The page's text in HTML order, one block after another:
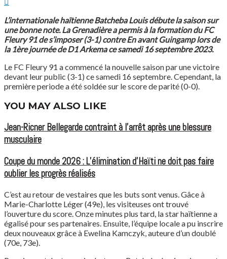
L’internationale haïtienne Batcheba Louis débute la saison sur
une bonne note. La Grenadière a permis à la formation du FC
Fleury 91 de s’imposer (3-1) contre En avant Guingamp lors de
la 1ère journée de D1 Arkema ce samedi 16 septembre 2023.
Le FC Fleury 91 a commencé la nouvelle saison par une victoire
devant leur public (3-1) ce samedi 16 septembre. Cependant, la
première periode a été soldée sur le score de parité (0-0).
YOU MAY ALSO LIKE
Jean-Ricner Bellegarde contraint à l’arrêt après une blessure
musculaire
Coupe du monde 2026 : L’élimination d’Haïti ne doit pas faire
oublier les progrès réalisés
C’est au retour de vestaires que les buts sont venus. Gâce à
Marie-Charlotte Léger (49e), les visiteuses ont trouvé
l’ouverture du score. Onze minutes plus tard, la star haïtienne a
égalisé pour ses partenaires. Ensuite, l’équipe locale a pu inscrire
deux nouveaux grâce à Ewelina Kamczyk, auteure d’un doublé
(70e, 73e).